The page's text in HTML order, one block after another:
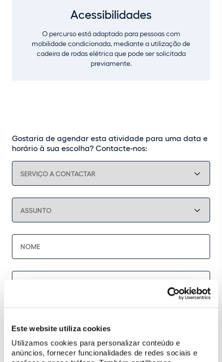
Este website utiliza cookies
Utilizamos cookies para personalizar conteúdo e
anúncios, fornecer funcionalidades de redes sociais e
Acessibilidades
O percurso está adaptado para pessoas com
mobilidade condicionada, mediante a utilização de
cadeira de rodas elétrica que pode ser solicitada
previamente.
Gostaria de agendar esta atividade para uma data e
horário à sua escolha? Contacte-nos: